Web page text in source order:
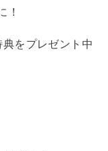
！
をプレゼント中